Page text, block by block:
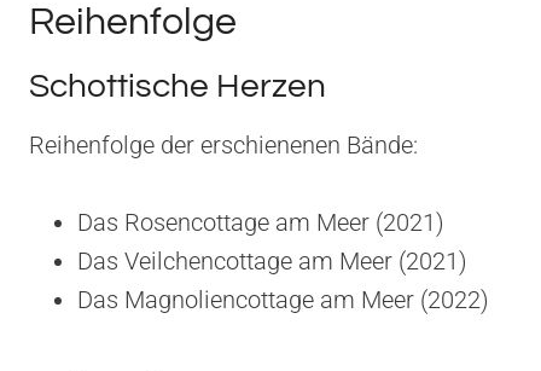
Reihenfolge
Schottische Herzen
Reihenfolge der erschienenen Bände:
Das Rosencottage am Meer (2021)
Das Veilchencottage am Meer (2021)
Das Magnoliencottage am Meer (2022)